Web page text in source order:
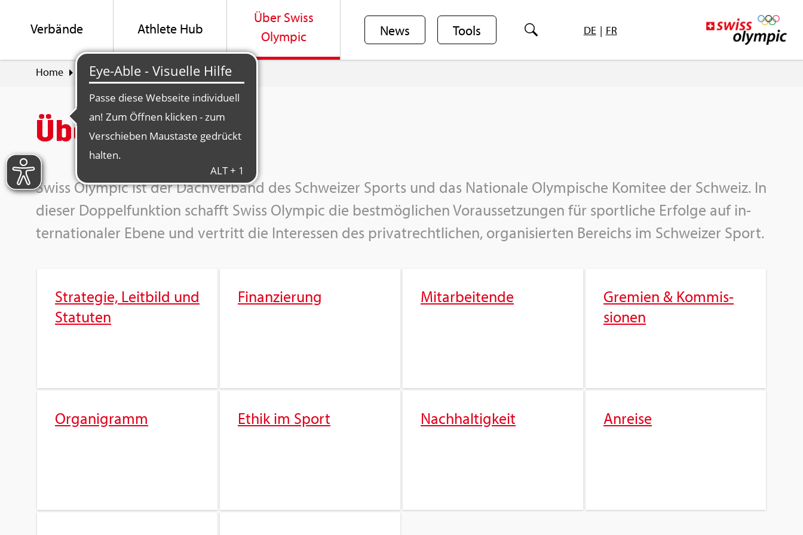
Ver­bän­de Ath­le­te Hub
Über Swiss
Olym­pic
News Tools DE | FR
Home Über Swiss Olym­pic Über uns
Über uns
Swiss Olym­pic ist der Dach­ver­band des Schwei­zer Sports und das Na­tio­na­le Olym­pi­sche Ko­mi­tee der Schweiz. In
die­ser Dop­pel­funk­ti­on schafft Swiss Olym­pic die best­mög­li­chen Vor­aus­set­zun­gen für sport­li­che Er­fol­ge auf in­
ter­na­tio­na­ler Ebene und ver­tritt die In­ter­es­sen des pri­vat­recht­li­chen, or­ga­ni­sier­ten Be­reichs im Schwei­zer Sport.
Stra­te­gie, Leit­bild und
Sta­tu­ten
Fi­nan­zie­rung Mit­ar­bei­ten­de
Gre­mi­en & Kom­mis­
sio­nen
Or­ga­ni­gramm Ethik im Sport Nach­hal­tig­keit An­rei­se